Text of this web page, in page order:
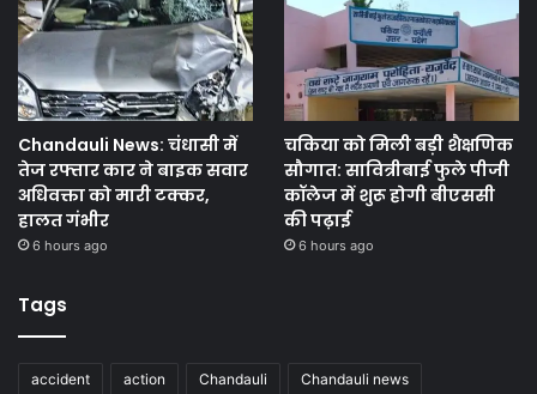
Chandauli News: चंधासी में
तेज रफ्तार कार ने बाइक सवार
अधिवक्ता को मारी टक्कर,
हालत गंभीर
6 hours ago
चकिया को मिली बड़ी शैक्षणिक
सौगात: सावित्रीबाई फुले पीजी
कॉलेज में शुरू होगी बीएससी
की पढ़ाई
6 hours ago
Tags
accident action Chandauli Chandauli news